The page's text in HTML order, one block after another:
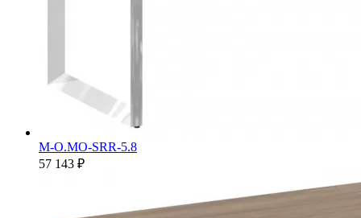
M-O.MO-SRR-5.8
57 143 ₽